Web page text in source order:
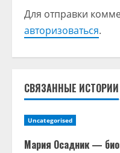
и
т
ь
ч
т
е
Для отправки
авторизоваться.
СВЯЗАННЫЕ ИСТОРИИ
Uncategorised
Мария Осадник —